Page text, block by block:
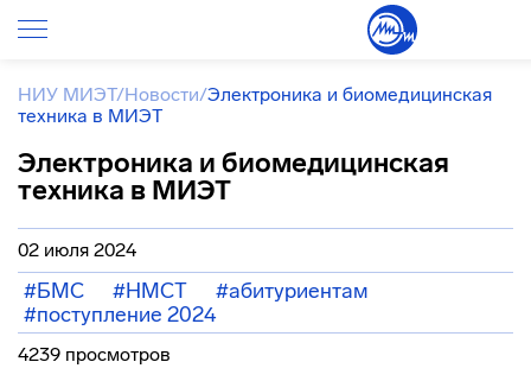
НИУ МИЭТ/Новости/Электроника и биомедицинская
техника в МИЭТ
Электроника и биомедицинская
техника в МИЭТ
02 июля 2024
#БМС #НМСТ
#абитуриентам
#поступление 2024
4239 просмотров